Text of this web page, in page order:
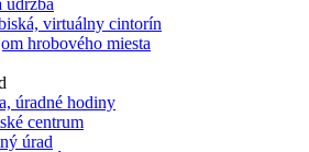
údržba
virtuálny cintorín
hrobového miesta
úradné hodiny
centrum
úrad